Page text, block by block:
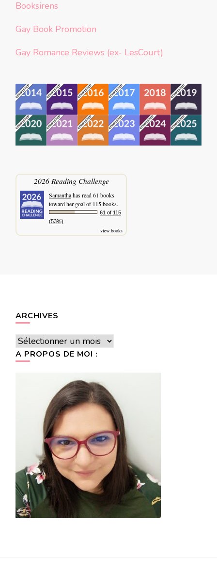
Booksirens
Gay Book Promotion
Gay Romance Reviews (ex- LesCourt)
2026 Reading Challenge
Samanthahas read 61 books
toward her goal of 115 books.
61 of 115
(53%)
view books
ARCHIVES
Archives
A PROPOS DE MOI :